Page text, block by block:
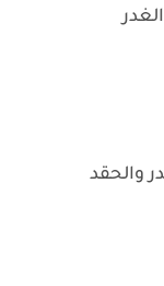
والحقد